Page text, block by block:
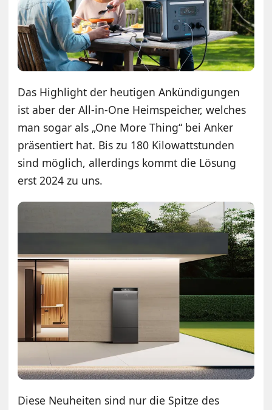
Das Highlight der heutigen Ankündigungen
ist aber der All-in-One Heimspeicher, welches
man sogar als „One More Thing“ bei Anker
präsentiert hat. Bis zu 180 Kilowattstunden
sind möglich, allerdings kommt die Lösung
erst 2024 zu uns.
Diese Neuheiten sind nur die Spitze des